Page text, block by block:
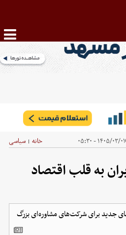
۱۴۰۵/۰۳/۰۱ - ۰۵:۳۰ خانه | سیاسی
به قلب اقتصاد
جدید برای شرکت‌های مشاوره‌ای بزرگ